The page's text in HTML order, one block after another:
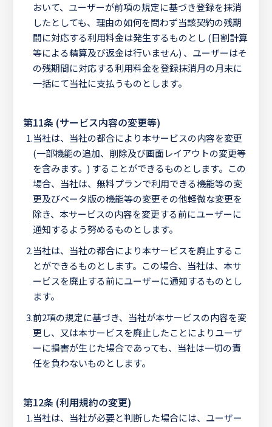
おいて、ユーザーが前項の規定に基づき登録を抹消
したとしても、理由の如何を問わず当該契約の残期
間に対応する利用料金は発生するものとし (日割計算
等による精算及び返金は行いません) 、ユーザーはそ
の残期間に対応する利用料金を登録抹消月の月末に
一括にて当社に支払うものとします。
第11条 (サービス内容の変更等)
1.当社は、当社の都合により本サービスの内容を変更
(一部機能の追加、削除及び画面レイアウトの変更等
を含みます。) することができるものとします。この
場合、当社は、無料プランで利用できる機能等の変
更及びベータ版の機能等の変更その他軽微な変更を
除き、本サービスの内容を変更する前にユーザーに
通知するよう努めるものとします。
2.当社は、当社の都合により本サービスを廃止するこ
とができるものとします。この場合、当社は、本サ
ービスを廃止する前にユーザーに通知するものとし
ます。
3.前2項の規定に基づき、当社が本サービスの内容を変
更し、又は本サービスを廃止したことによりユーザ
ーに損害が生じた場合であっても、当社は一切の責
任を負わないものとします。
第12条 (利用規約の変更)
1.当社は、当社が必要と判断した場合には、ユーザー